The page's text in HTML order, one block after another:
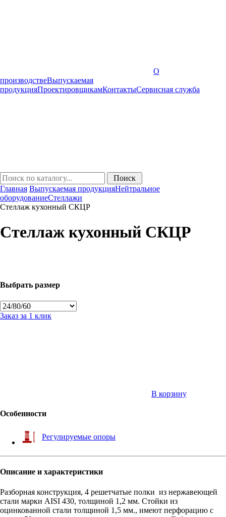
О
производствеВыпускаемая
продукцияПроектировщикамКонтактыCервисная служба
Главная Выпускаемая продукцияНейтральное
оборудованиеСтеллажи
Стеллаж кухонный СКЦР
Стеллаж кухонный СКЦР
Выбрать размер
Заказ за 1 клик
В корзину
Особенности
Регулируемые опоры
Описание и характеристики
Разборная конструкция, 4 решетчатые полки из нержавеющей
стали марки AISI 430, толщиной 1,2 мм. Стойки из
оцинкованной стали толщиной 1,5 мм., имеют перфорацию с